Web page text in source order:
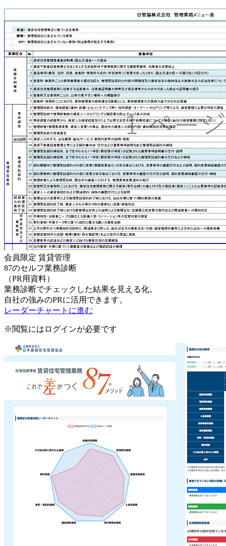
会員限定 賃貸管理
87のセルフ業務診断
（PR用資料）
業務診断でチェックした結果を見える化。
自社の強みのPRに活用できます。
レーダーチャートに進む
※閲覧にはログインが必要です